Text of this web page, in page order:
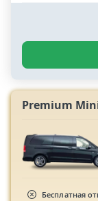
Premium
Бесплатная